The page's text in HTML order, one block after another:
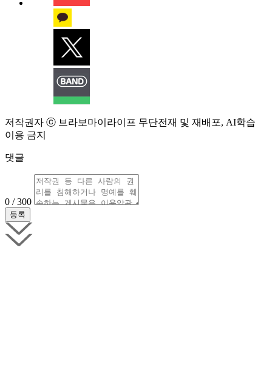
저작권자 ⓒ 브라보마이라이프 무단전재 및 재배포, AI학습
이용 금지
댓글
0 / 300